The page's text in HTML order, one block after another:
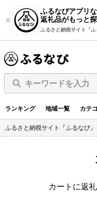
ふるなびアプリ
返礼品がもっと
ふるさと納税サイト「ふ
キーワードを入力
ランキング 地域一覧 カテ
ふるさと納税サイト「ふるなび」
カートに返